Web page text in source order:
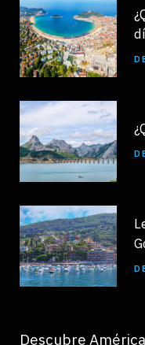
Descubre América